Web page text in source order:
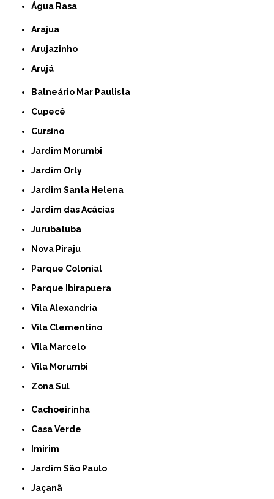
Água Rasa
Arajua
Arujazinho
Arujá
Balneário Mar Paulista
Cupecê
Cursino
Jardim Morumbi
Jardim Orly
Jardim Santa Helena
Jardim das Acácias
Jurubatuba
Nova Piraju
Parque Colonial
Parque Ibirapuera
Vila Alexandria
Vila Clementino
Vila Marcelo
Vila Morumbi
Zona Sul
Cachoeirinha
Casa Verde
Imirim
Jardim São Paulo
Jaçanã